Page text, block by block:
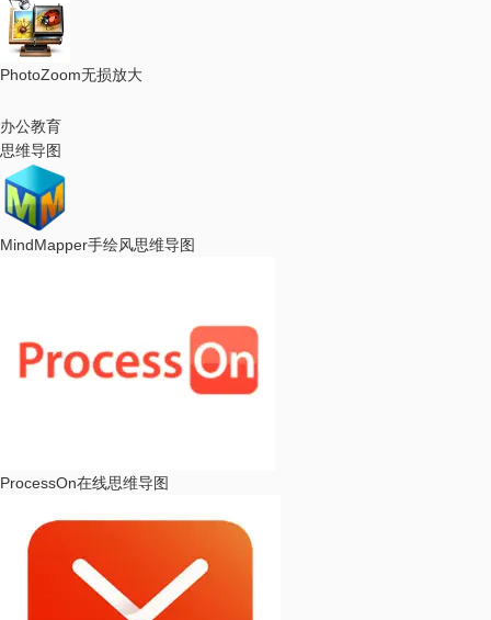
PhotoZoom无损放大
办公教育
思维导图
MindMapper手绘风思维导图
ProcessOn在线思维导图